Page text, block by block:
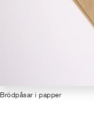
Brödpåsar i papper